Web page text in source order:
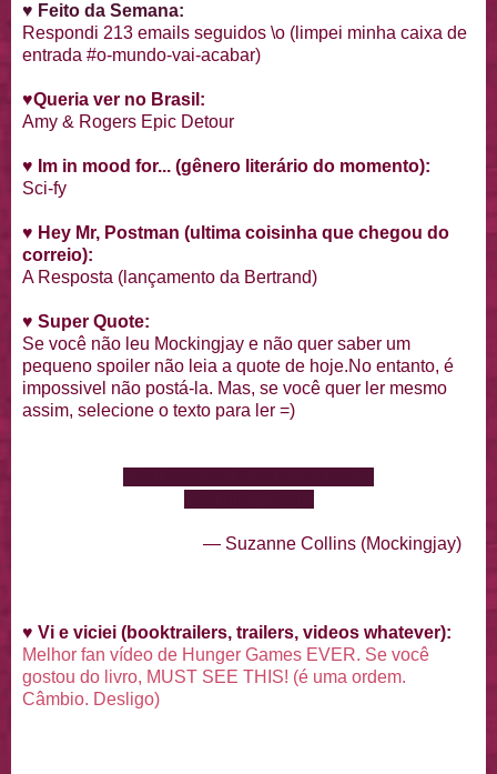
♥ Feito da Semana:
Respondi 213 emails seguidos \o (limpei minha caixa de
entrada #o-mundo-vai-acabar)
♥Queria ver no Brasil:
Amy & Rogers Epic Detour
♥ Im in mood for... (gênero literário do momento):
Sci-fy
♥ Hey Mr, Postman (ultima coisinha que chegou do
correio):
A Resposta (lançamento da Bertrand)
♥ Super Quote:
Se você não leu Mockingjay e não quer saber um
pequeno spoiler não leia a quote de hoje.No entanto, é
impossivel não postá-la. Mas, se você quer ler mesmo
assim, selecione o texto para ler =)
— Suzanne Collins (Mockingjay)
♥ Vi e viciei (booktrailers, trailers, videos whatever):
Melhor fan vídeo de Hunger Games EVER. Se você
gostou do livro, MUST SEE THIS! (é uma ordem.
Câmbio. Desligo)